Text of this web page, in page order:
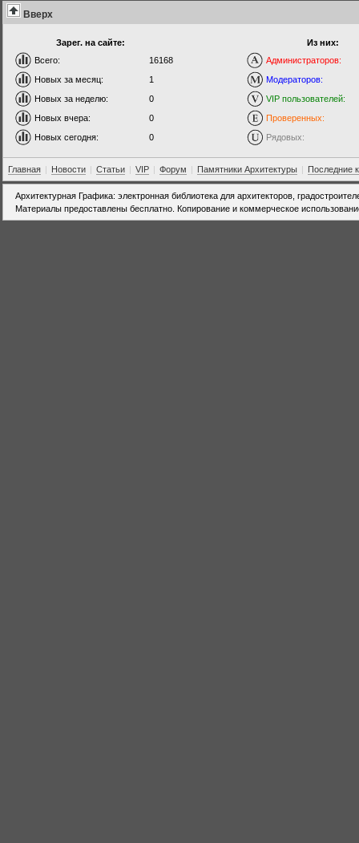
Вверх
Зарег. на сайте:
Всего:
16168
Новых за месяц:
1
Новых за неделю:
0
Новых вчера:
0
Новых сегодня:
0
Из них:
Администраторов:
Модераторов:
VIP пользователей:
Проверенных:
Рядовых:
Главная | Новости | Статьи | VIP | Форум | Памятники Архитектуры | Последние
Архитектурная Графика: электронная библиотека для архитекторов,
Материалы предоставлены бесплатно. Копирование и коммерческое